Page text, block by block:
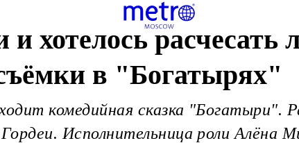
хотелось расчесать
в "Богатырях"
комедийная сказка "Богатыри".
Исполнительница роли Алёна